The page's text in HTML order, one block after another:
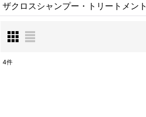
ザクロスシャンプー・トリートメント
4件